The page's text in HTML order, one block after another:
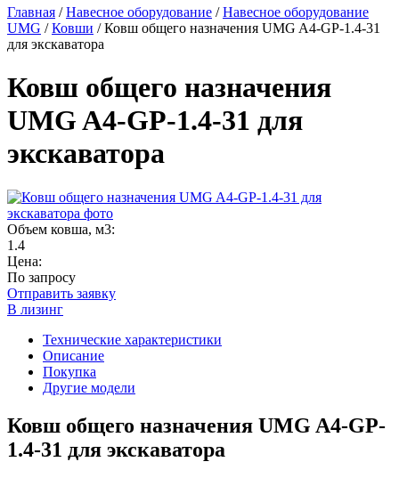
Главная /Навесное оборудование /Навесное оборудование
UMG /Ковши /Ковш общего назначения UMG A4-GP-1.4-31
для экскаватора
Ковш общего назначения
UMG A4-GP-1.4-31 для
экскаватора
Объем ковша, м3:
1.4
Цена:
По запросу
Отправить заявку
В лизинг
Технические характеристики
Описание
Покупка
Другие модели
Ковш общего назначения UMG A4-GP-
1.4-31 для экскаватора